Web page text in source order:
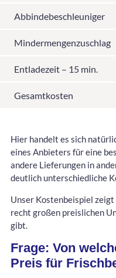
Abbindebeschleuniger
Mindermengenzuschlag
Entladezeit – 15 min.
Gesamtkosten
Hier handelt es sich
eines Anbieters für eine
andere Lieferungen in
deutlich unterschiedliche
Unser Kostenbeispiel zeigt
recht großen preislichen
gibt.
Frage: Von
Preis für